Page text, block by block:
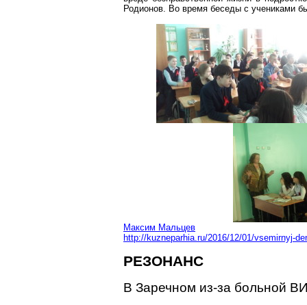
Родионов. Во время беседы с учениками
Максим Мальцев
http://kuzneparhia.ru/2016/12/01/vsemirnyj-
РЕЗОНАНС
В Заречном из-за больной